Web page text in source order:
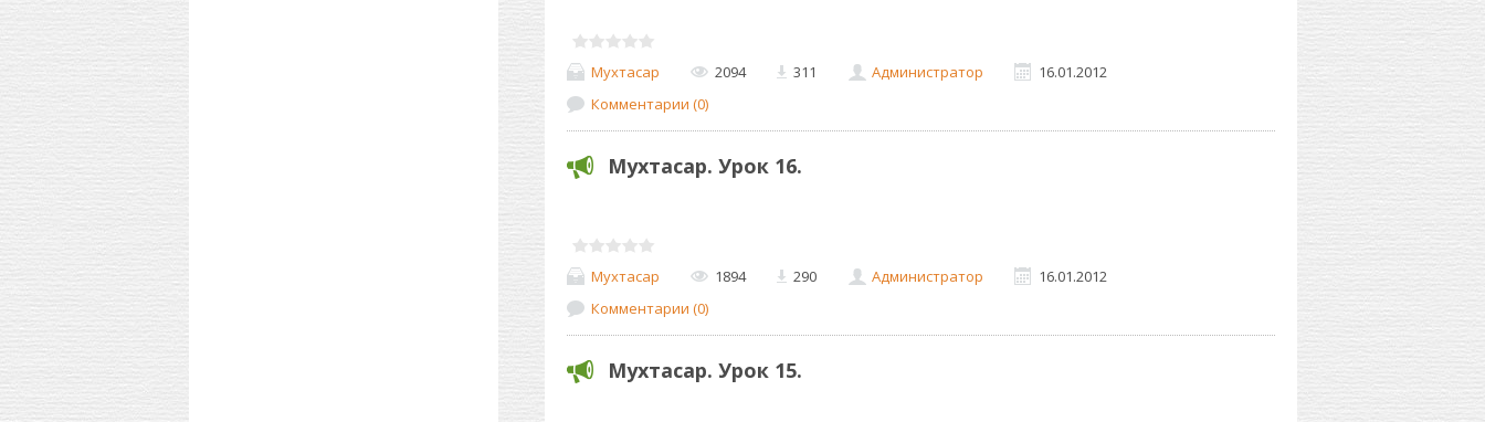
Мухтасар 2094 311 Администратор
16.01.2012
Комментарии (0)
Мухтасар. Урок 16.
Мухтасар 1894 290 Администратор
16.01.2012
Комментарии (0)
Мухтасар. Урок 15.